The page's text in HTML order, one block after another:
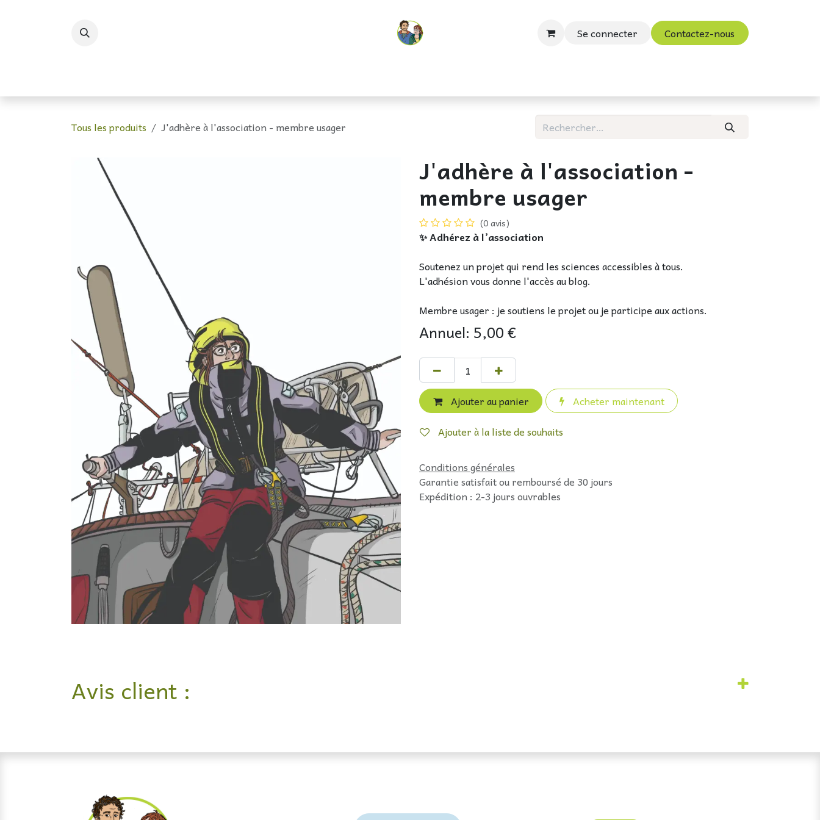
Se connecter
Contactez-nous
Tous les produits J'adhère à l'association - membre usager
J'adhère à l'association -
membre usager
(0 avis)
✨ Adhérez à l’association
Soutenez un projet qui rend les sciences accessibles à tous.
L'adhésion vous donne l'accès au blog.
Membre usager : je soutiens le projet ou je participe aux actions.
Annuel: 5,00 €
Ajouter au panier
Acheter maintenant
Ajouter à la liste de souhaits
Conditions générales
Garantie satisfait ou remboursé de 30 jours
Expédition : 2-3 jours ouvrables
Avis client :